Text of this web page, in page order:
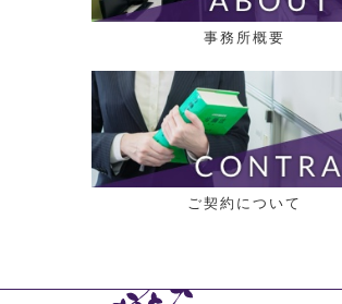
事務所概要
ご契約について